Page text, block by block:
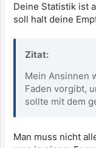
Deine Statistik ist
soll halt deine
Zitat:
Mein Ansinnen
Faden vorgibt,
sollte mit dem
Man muss nicht